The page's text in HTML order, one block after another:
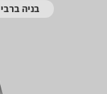
בניה ברבי